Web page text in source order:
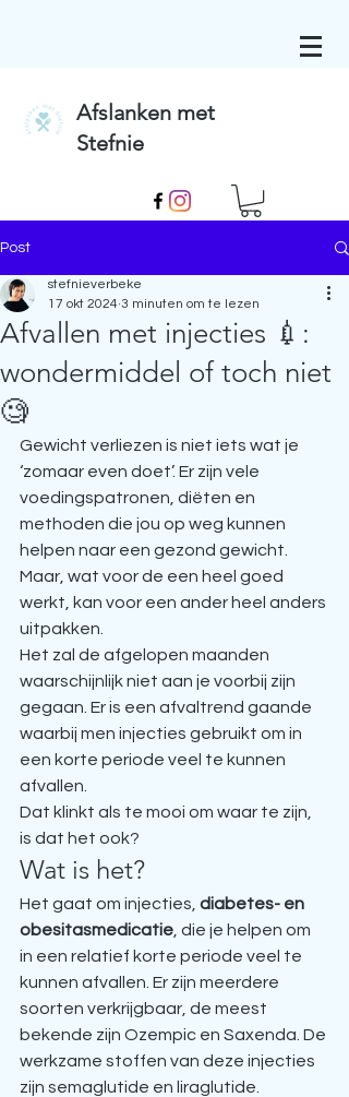
Afslanken met
Stefnie
Post
Afvallen met injecties 💉:
wondermiddel of toch niet
🧐
stefnieverbeke
17 okt 2024 3 minuten om te lezen
Gewicht verliezen is niet iets wat je
‘zomaar even doet’. Er zijn vele
voedingspatronen, diëten en
methoden die jou op weg kunnen
helpen naar een gezond gewicht.
Maar, wat voor de een heel goed
werkt, kan voor een ander heel anders
uitpakken.
Het zal de afgelopen maanden
waarschijnlijk niet aan je voorbij zijn
gegaan. Er is een afvaltrend gaande
waarbij men injecties gebruikt om in
een korte periode veel te kunnen
afvallen.
Dat klinkt als te mooi om waar te zijn,
is dat het ook?
Wat is het?
Het gaat om injecties, diabetes- en
obesitasmedicatie, die je helpen om
in een relatief korte periode veel te
kunnen afvallen. Er zijn meerdere
soorten verkrijgbaar, de meest
bekende zijn Ozempic en Saxenda. De
werkzame stoffen van deze injecties
zijn semaglutide en liraglutide.